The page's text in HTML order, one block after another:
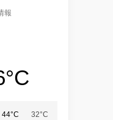
報
44°C 32°C